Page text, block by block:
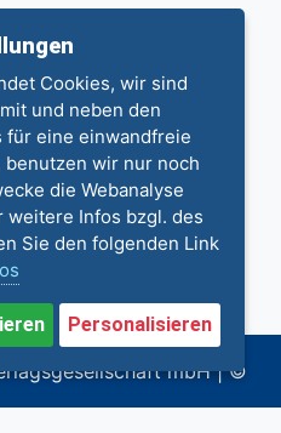
mbH | ©
Cookies, wir sind
und neben den
für eine einwandfreie
benutzen wir nur noch
die Webanalyse
weitere Infos bzgl. des
Sie den folgenden Link
Personalisieren